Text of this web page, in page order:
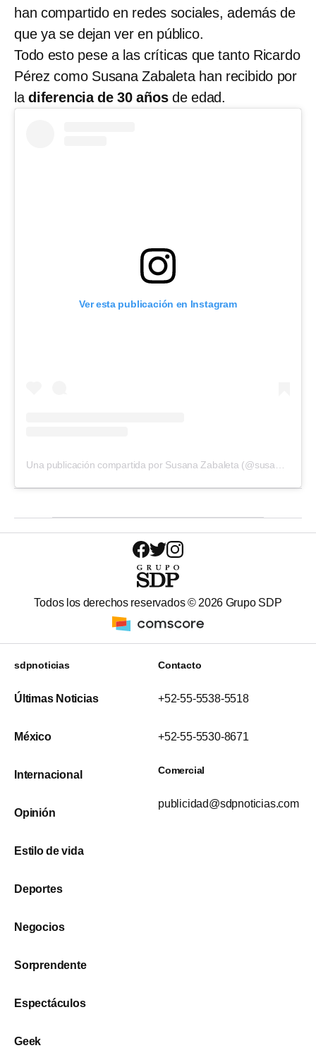
han compartido en redes sociales, además de
que ya se dejan ver en público.
Todo esto pese a las críticas que tanto Ricardo
Pérez como Susana Zabaleta han recibido por
la diferencia de 30 añosde edad.
Ver esta publicación en Instagram
Todos los derechos reservados © 2026 Grupo SDP
sdpnoticias
Últimas Noticias
México
Internacional
Opinión
Estilo de vida
Deportes
Negocios
Sorprendente
Espectáculos
Geek
Contacto
+52-55-5538-5518
+52-55-5530-8671
Comercial
publicidad@sdpnoticias.com